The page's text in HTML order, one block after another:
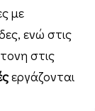
με
ενώ στις
στις
εργάζονται